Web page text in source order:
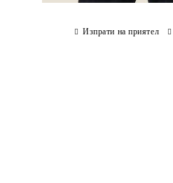
Изпрати на приятел